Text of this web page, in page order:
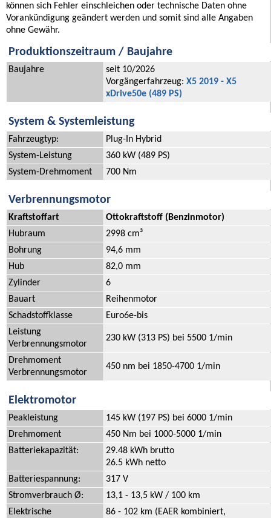
können sich Fehler einschleichen oder technische Daten ohne
Vorankündigung geändert werden und somit sind alle Angaben
ohne Gewähr.
Produktionszeitraum / Baujahre
Baujahre
seit 10/2026
Vorgängerfahrzeug: X5 2019 - X5
xDrive50e (489 PS)
System & Systemleistung
Fahrzeugtyp:
Plug-In Hybrid
System-Leistung
360 kW (489 PS)
System-Drehmoment
700 Nm
Verbrennungsmotor
Kraftstoffart
Ottokraftstoff (Benzinmotor)
Hubraum
2998 cm³
Bohrung
94,6 mm
Hub
82,0 mm
Zylinder
6
Bauart
Reihenmotor
Schadstoffklasse
Euro6e-bis
Leistung
Verbrennungsmotor
230 kW (313 PS) bei 5500 1/min
Drehmoment
Verbrennungsmotor
450 nm bei 1850-4700 1/min
Elektromotor
Peakleistung
145 kW (197 PS) bei 6000 1/min
Drehmoment
450 Nm bei 1000-5000 1/min
Batteriekapazität:
29.48 kWh brutto
26.5 kWh netto
Batteriespannung:
317 V
Stromverbrauch Ø:
13,1 - 13,5 kW / 100 km
Elektrische
86 - 102 km (EAER kombiniert,